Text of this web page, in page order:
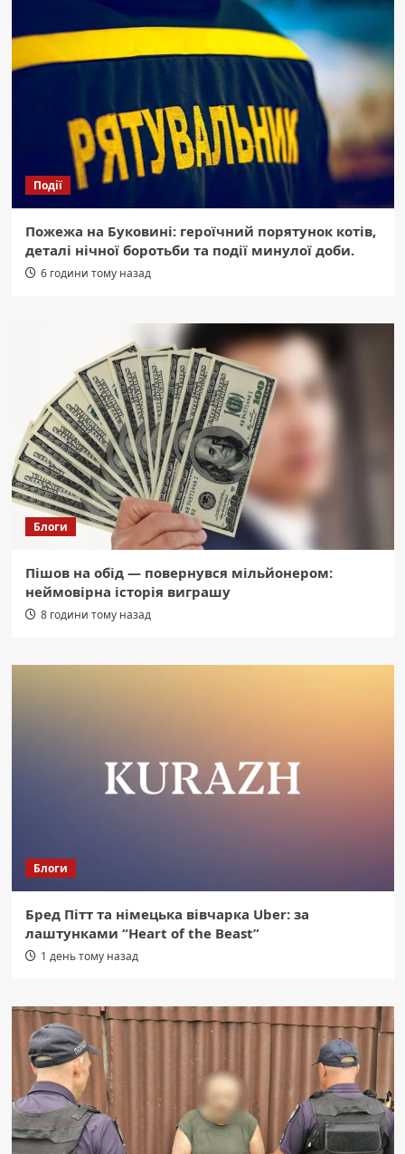
Події
Пожежа на Буковині: героїчний порятунок котів,
деталі нічної боротьби та події минулої доби.
6 години тому назад
Блоги
Пішов на обід — повернувся мільйонером:
неймовірна історія виграшу
8 години тому назад
Блоги
Бред Пітт та німецька вівчарка Uber: за
лаштунками “Heart of the Beast”
1 день тому назад